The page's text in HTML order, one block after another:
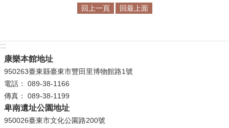
回上一頁 回最上面
:::
康樂本館地址
950263臺東縣臺東市豐田里博物館路1號
電話： 089-38-1166
傳真： 089-38-1199
卑南遺址公園地址
950026臺東市文化公園路200號